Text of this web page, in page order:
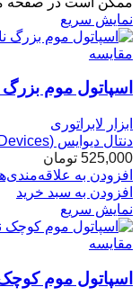
نمایش سریع
مقایسه
اسپاتول موم بزرگ
ابزار لابراتوری
دنتال دیوایس (Dental Devices)
525,000 تومان
افزودن به
افزودن به سبد خرید
نمایش سریع
مقایسه
اسپاتول موم کوچک